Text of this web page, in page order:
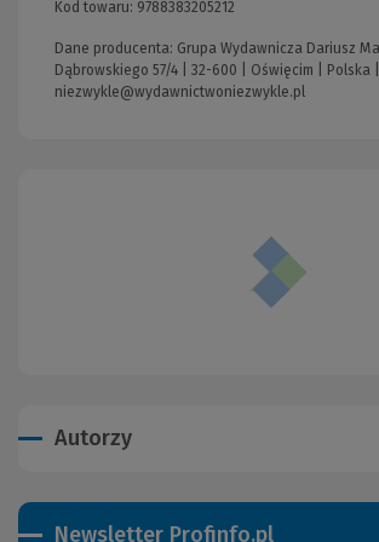
Kod towaru: 9788383205212
Dane producenta: Grupa Wydawnicza Dariusz
Dąbrowskiego 57/4 | 32-600 | Oświęcim | Polska |
niezwykle@wydawnictwoniezwykle.pl
Autorzy
Newsletter Profinfo.pl